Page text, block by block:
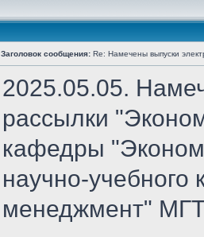
Заголовок сообщения: Re: Намечены выпуски
2025.05.05.
рассылки
кафедры
научно-
менеджмент"